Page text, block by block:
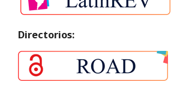
Directorios: